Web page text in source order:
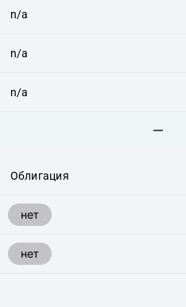
n/a
n/a
n/a
Облигация
нет
нет